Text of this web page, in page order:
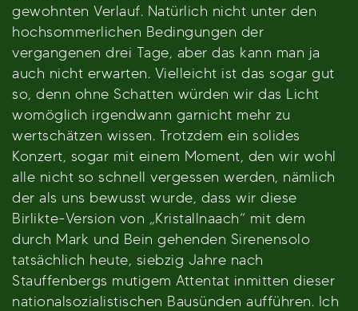
gewohnten Verlauf. Natürlich nicht unter den
hochsommerlichen Bedingungen der
vergangenen drei Tage, aber das kann man ja
auch nicht erwarten. Vielleicht ist das sogar gut
so, denn ohne Schatten würden wir das Licht
womöglich irgendwann garnicht mehr zu
wertschätzen wissen. Trotzdem ein solides
Konzert, sogar mit einem Moment, den wir wohl
alle nicht so schnell vergessen werden, nämlich
der als uns bewusst wurde, dass wir diese
Birlikte-Version von „Kristallnaach“ mit dem
durch Mark und Bein gehenden Sirenensolo
tatsächlich heute, siebzig Jahre nach
Stauffenbergs mutigem Attentat inmitten dieser
nationalsozialistischen Bausünden aufführen. Ich